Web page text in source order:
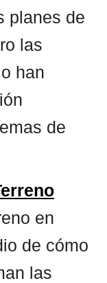
planes de
las
han
de
en
de cómo
las